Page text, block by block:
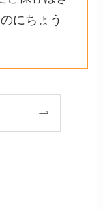
にちょう